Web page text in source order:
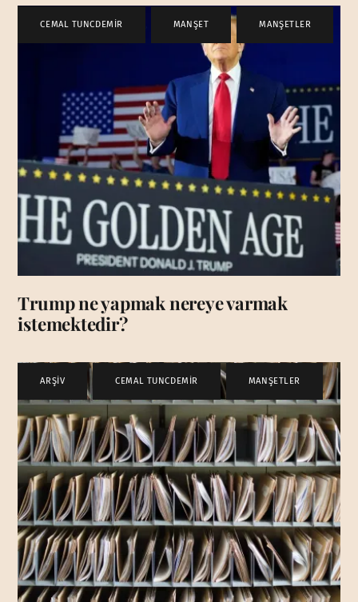
CEMAL TUNCDEMİR MANŞET , MANŞETLER
Trump ne yapmak nereye varmak
istemektedir?
ARŞİV CEMAL TUNCDEMİR , MANŞETLER